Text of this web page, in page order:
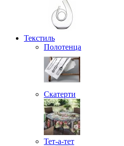
Текстиль
Полотенца
Скатерти
Тет-а-тет